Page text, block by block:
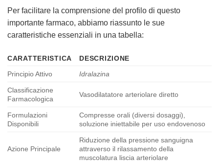
Per facilitare la comprensione del profilo di questo
importante farmaco, abbiamo riassunto le sue
caratteristiche essenziali in una tabella:
CARATTERISTICA
DESCRIZIONE
Principio Attivo
Idralazina
Classificazione
Farmacologica
Vasodilatatore arteriolare diretto
Formulazioni
Disponibili
Compresse orali (diversi dosaggi),
soluzione iniettabile per uso endovenoso
Azione Principale
Riduzione della pressione sanguigna
attraverso il rilassamento della
muscolatura liscia arteriolare